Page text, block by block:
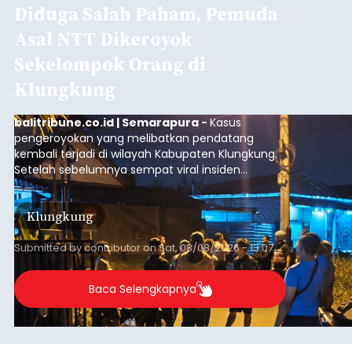
Diduga Salah Paham, Pemuda
Asal NTT Dikeroyok
Sekelompok Orang di
Klungkung
balitribune.co.id | Semarapura -Kasus
pengeroyokan yang melibatkan pendatang
kembali terjadi di wilayah Kabupaten Klungkung.
Setelah sebelumnya sempat viral insiden
keributan di barat Pasar Galiran, peristiwa serupa
kini menimpa seorang pemuda asal Kabupaten
Sumba Barat Daya (SBD), Nusa Tenggara Timur
(NTT).
Klungkung
Submitted bycontributoronSat, 08/08/2026 - 13:07
Baca Selengkapnya